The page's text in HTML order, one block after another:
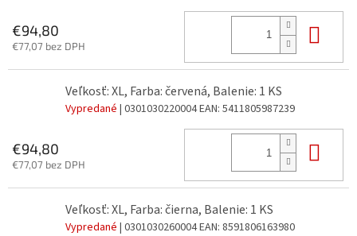
€94,80
€77,07 bez DPH
Veľkosť: XL, Farba: červená, Balenie: 1 KS
Vypredané | 0301030220004EAN: 5411805987239
€94,80
€77,07 bez DPH
Veľkosť: XL, Farba: čierna, Balenie: 1 KS
Vypredané | 0301030260004EAN: 8591806163980